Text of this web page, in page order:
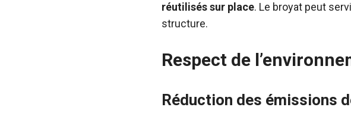
réutilisés sur place. Le broyat peut
structure.
Respect de
Réduction des émissions